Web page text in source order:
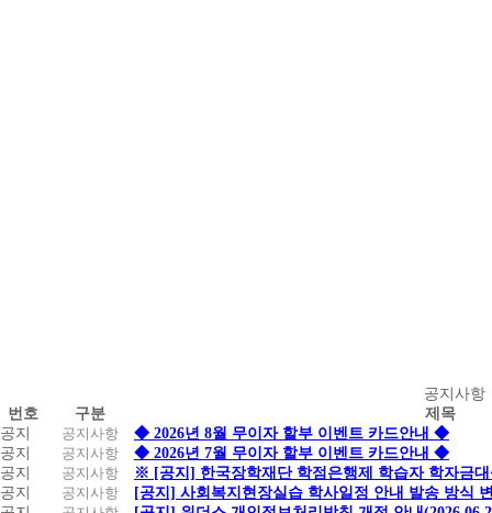
지
사
항
공지사항
번호
구분
제목
공지
공지사항
◆ 2026년 8월 무이자 할부 이벤트 카드안내 ◆
공지
공지사항
◆ 2026년 7월 무이자 할부 이벤트 카드안내 ◆
공지
공지사항
※ [공지] 한국장학재단 학점은행제 학습자 학자금
공지
공지사항
[공지] 사회복지현장실습 학사일정 안내 발송 방식